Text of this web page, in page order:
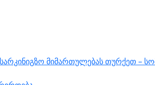
მიმართულებას თურქეთ –